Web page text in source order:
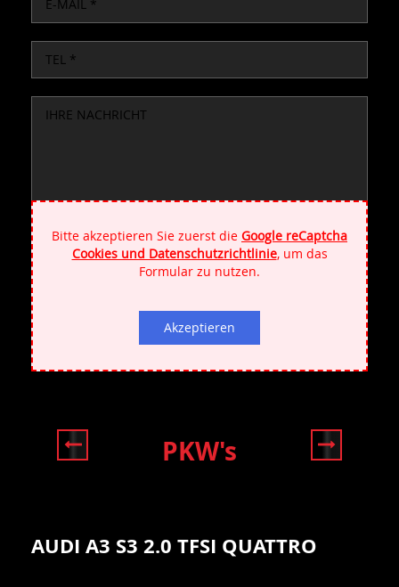
Ich akzeptiere dieDatenschutzbestimmungen
und stimme der Nutzung meiner Daten zu!
Bitte akzeptieren Sie zuerst die Google reCaptcha
Cookies und Datenschutzrichtlinie, um das
Formular zu nutzen.
Akzeptieren
PKW's
AUDI A3 S3 2.0 TFSI QUATTRO